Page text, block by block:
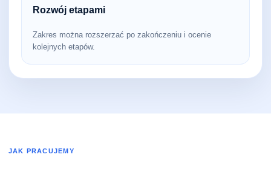
Rozwój etapami
Zakres można rozszerzać po zakończeniu i ocenie
kolejnych etapów.
JAK PRACUJEMY